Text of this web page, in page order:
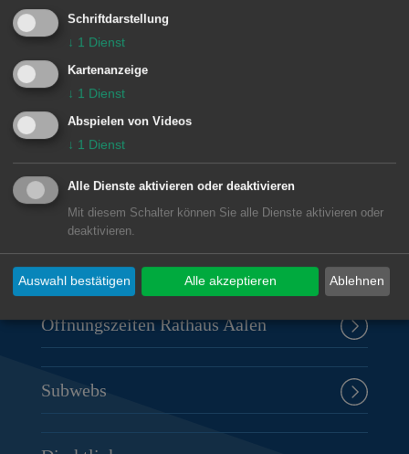
Unsere Anschrift
Marktplatz 30
73430
Aalen
presseamt@aalen.de
Öffnungszeiten Rathaus Aalen
Subwebs
Schriftdarstellung
↓ 1 Dienst
Kartenanzeige
↓ 1 Dienst
Abspielen von Videos
↓ 1 Dienst
Alle Dienste aktivieren oder deaktivieren
Mit diesem Schalter können Sie alle Dienste aktivieren oder
deaktivieren.
Ablehnen
Auswahl bestätigen Alle akzeptieren